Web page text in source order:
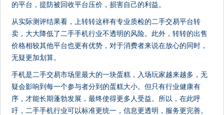
的平台，提防被回收平台压价，损害自己的利益。
从实际测评结果看，上转转这样有专业质检的二手交易平台转
卖，大大降低了二手手机行业不透明的风险。此外，转转的出售
价格相较其他平台也更有优势，对于消费者来说在放心的同时，
无疑更加划算。
手机是二手交易市场里最大的一块蛋糕，入场玩家越来越多，无
疑会影响到每一个参与者分到的蛋糕大小。但只有行业健康有
序，才能长期蓬勃发展，最终使得更多人受益。所以，在此呼
吁，二手手机行业可以标准更统一，信息更透明，服务更完善。